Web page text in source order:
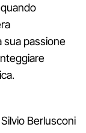
sua passione
Berlusconi